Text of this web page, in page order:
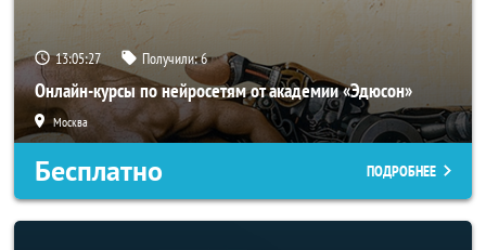
13:05:25 Получили:6
Онлайн-курсы по нейросетям от академии «Эдюсон»
Москва
Бесплатно ПОДРОБНЕЕ